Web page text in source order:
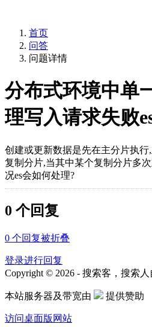
首页
问答
问题详情
分布式环境中单
理写入请求失败
创建或更新数据是先在主分片执
复制分片,当其中某个复制分片多
况es会如何处理?
0 个回复
0 个回复被折叠
登录进行回复
Copyright © 2026 - 搜索客，搜索
本站服务器及带宽由 提供赞助
访问桌面版网站